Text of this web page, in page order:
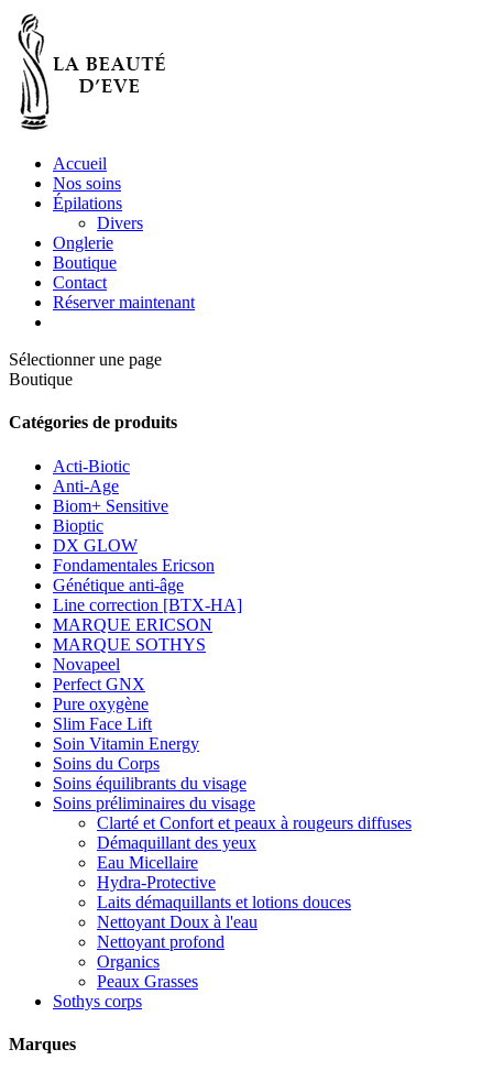
Accueil
Nos soins
Épilations
Divers
Onglerie
Boutique
Contact
Réserver maintenant
Sélectionner une page
Boutique
Catégories de produits
Acti-Biotic
Anti-Age
Biom+ Sensitive
Bioptic
DX GLOW
Fondamentales Ericson
Génétique anti-âge
Line correction [BTX-HA]
MARQUE ERICSON
MARQUE SOTHYS
Novapeel
Perfect GNX
Pure oxygène
Slim Face Lift
Soin Vitamin Energy
Soins du Corps
Soins équilibrants du visage
Soins préliminaires du visage
Clarté et Confort et peaux à rougeurs diffuses
Démaquillant des yeux
Eau Micellaire
Hydra-Protective
Laits démaquillants et lotions douces
Nettoyant Doux à l'eau
Nettoyant profond
Organics
Peaux Grasses
Sothys corps
Marques